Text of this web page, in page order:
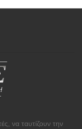
να ταυτίζουν την